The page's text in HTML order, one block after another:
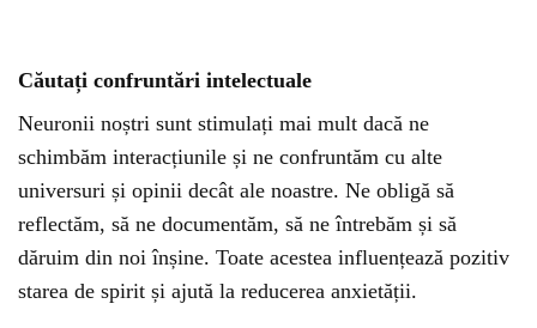
Căutați confruntări intelectuale
Neuronii noștri sunt stimulați mai mult dacă ne
schimbăm interacțiunile și ne confruntăm cu alte
universuri și opinii decât ale noastre. Ne obligă să
reflectăm, să ne documentăm, să ne întrebăm și să
dăruim din noi înșine. Toate acestea influențează pozitiv
starea de spirit și ajută la reducerea anxietății.